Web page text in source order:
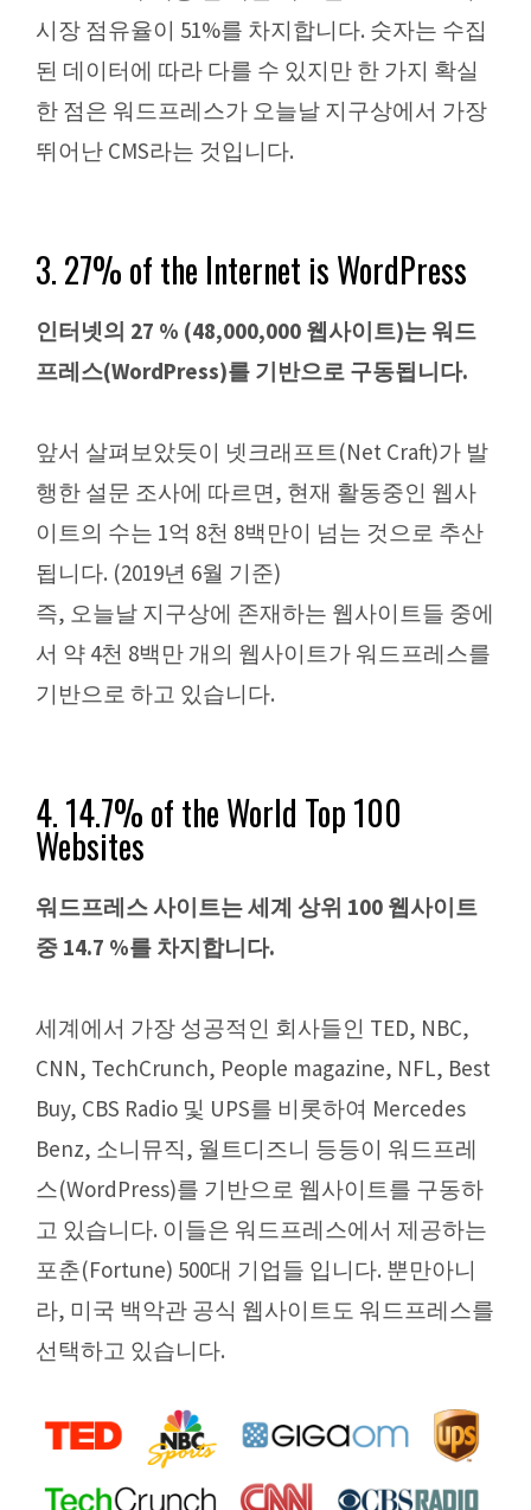
시장 점유율이 51%를 차지합니다. 숫자는 수집
된 데이터에 따라 다를 수 있지만 한 가지 확실
한 점은 워드프레스가 오늘날 지구상에서 가장
뛰어난 CMS라는 것입니다.
3. 27% of the Internet is WordPress
인터넷의 27 % (48,000,000 웹사이트)는 워드
프레스(WordPress)를 기반으로 구동됩니다.
앞서 살펴보았듯이 넷크래프트(Net Craft)가 발
행한 설문 조사에 따르면, 현재 활동중인 웹사
이트의 수는 1억 8천 8백만이 넘는 것으로 추산
됩니다. (2019년 6월 기준)
즉, 오늘날 지구상에 존재하는 웹사이트들 중에
서 약 4천 8백만 개의 웹사이트가 워드프레스를
기반으로 하고 있습니다.
4. 14.7% of the World Top 100
Websites
워드프레스 사이트는 세계 상위 100 웹사이트
중 14.7 %를 차지합니다.
세계에서 가장 성공적인 회사들인 TED, NBC,
CNN, TechCrunch, People magazine, NFL, Best
Buy, CBS Radio 및 UPS를 비롯하여 Mercedes
Benz, 소니뮤직, 월트디즈니 등등이 워드프레
스(WordPress)를 기반으로 웹사이트를 구동하
고 있습니다. 이들은 워드프레스에서 제공하는
포춘(Fortune) 500대 기업들 입니다. 뿐만아니
라, 미국 백악관 공식 웹사이트도 워드프레스를
선택하고 있습니다.